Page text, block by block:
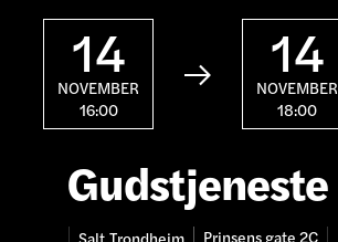
14
NOVEMBER
16:00
 14
NOVEMBER
18:00
Gudstjeneste
Prinsens gate 2C